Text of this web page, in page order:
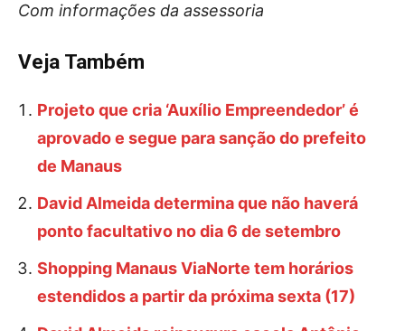
Com informações da assessoria
Veja Também
Projeto que cria ‘Auxílio Empreendedor’ é
aprovado e segue para sanção do prefeito
de Manaus
David Almeida determina que não haverá
ponto facultativo no dia 6 de setembro
Shopping Manaus ViaNorte tem horários
estendidos a partir da próxima sexta (17)